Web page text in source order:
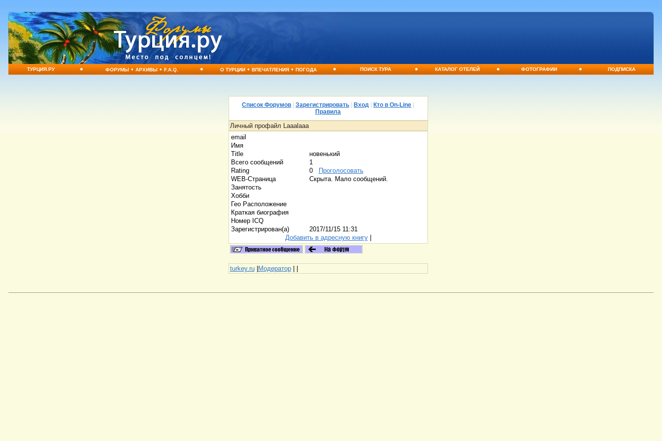
ТУРЦИЯ.РУ • ФОРУМЫ•АРХИВЫ•F.A.Q. • О ТУРЦИИ•ВПЕЧАТЛЕНИЯ•ПОГОДА • ПОИСК ТУРА • КАТАЛОГ ОТЕЛЕЙ • ФОТОГРАФИИ • ПОДПИСКА
Список Форумов Зарегистрировать Вход Кто в On-Line
Правила
Личный профайл Laaalaaa
email
Имя
Title
новенький
Всего сообщений
1
Rating
0
Проголосовать
WEB-Страница
Скрыта. Мало сообщений.
Занятость
Хобби
Гео Расположение
Краткая биография
Номер ICQ
Зарегистрирован(а)
2017/11/15 11:31
Добавить в адресную книгу|
turkey.ru|Модератор| |